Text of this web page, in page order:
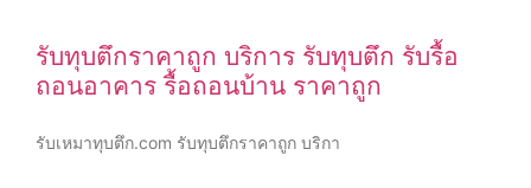
รับทุบตึกราคาถูก บริการ รับทุบตึก รับรื้อ
ถอนอาคาร รื้อถอนบ้าน ราคาถูก
รับเหมาทุบตึก.com รับทุบตึกราคาถูก บริกา